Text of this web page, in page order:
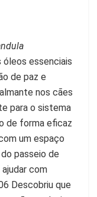
essenciais
de paz e
nos cães
para o sistema
de forma eficaz
um espaço
passeio de
com
Descobriu que